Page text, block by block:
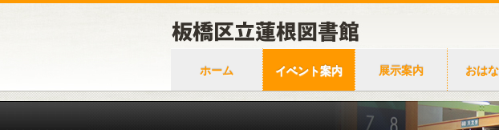
ホーム イベント案内 展示案内 おは